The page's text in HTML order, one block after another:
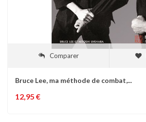
Comparer
Bruce Lee, ma méthode de combat,...
12,95 €